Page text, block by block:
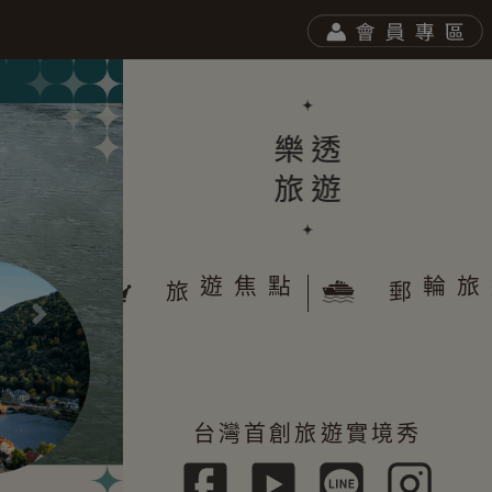
往後
於樂透 旅 遊焦點 郵
台灣首創旅遊實境秀